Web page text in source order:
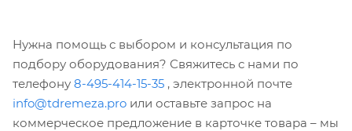
Нужна помощь с выбором и консультация по
подбору оборудования? Свяжитесь с нами по
телефону 8-495-414-15-35 , электронной почте
info@tdremeza.pro или оставьте запрос на
коммерческое предложение в карточке товара – мы